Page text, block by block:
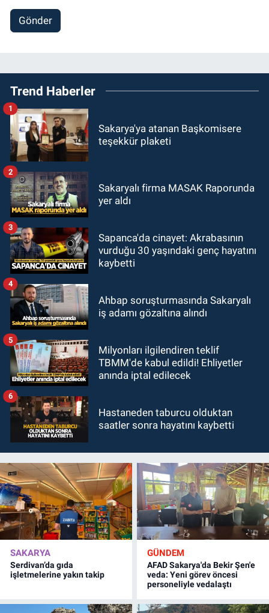
Gönder
Trend Haberler
Sakarya'ya atanan Başkomisere
teşekkür plaketi
1
Sakaryalı firma MASAK Raporunda
yer aldı
2
Sapanca'da cinayet: Akrabasının
vurduğu 30 yaşındaki genç hayatını
kaybetti
3
Ahbap soruşturmasında Sakaryalı
iş adamı gözaltına alındı
4
Milyonları ilgilendiren teklif
TBMM'de kabul edildi! Ehliyetler
anında iptal edilecek
5
Hastaneden taburcu olduktan
saatler sonra hayatını kaybetti
6
SAKARYA
Serdivan’da gıda
işletmelerine yakın takip
GÜNDEM
AFAD Sakarya'da Bekir Şen'e
veda: Yeni görev öncesi
personeliyle vedalaştı